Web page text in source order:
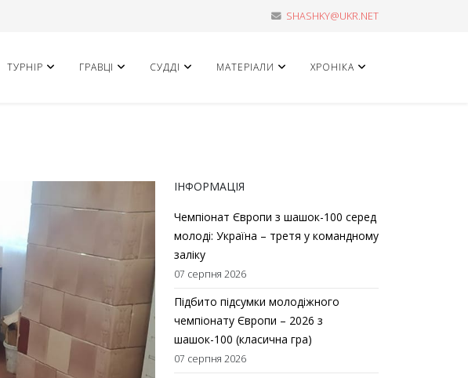
SHASHKY@UKR.NET
ТУРНІР ГРАВЦІ СУДДІ МАТЕРІАЛИ ХРОНІКА
ІНФОРМАЦІЯ
Чемпіонат Європи з шашок-100 серед
молоді: Україна – третя у командному
заліку
07 серпня 2026
Підбито підсумки молодіжного
чемпіонату Європи – 2026 з
шашок-100 (класична гра)
07 серпня 2026